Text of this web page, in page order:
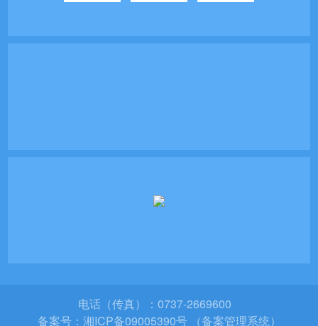
电话（传真）：0737-2669600
备案号： 湘ICP备09005390号 （备案管理系统）